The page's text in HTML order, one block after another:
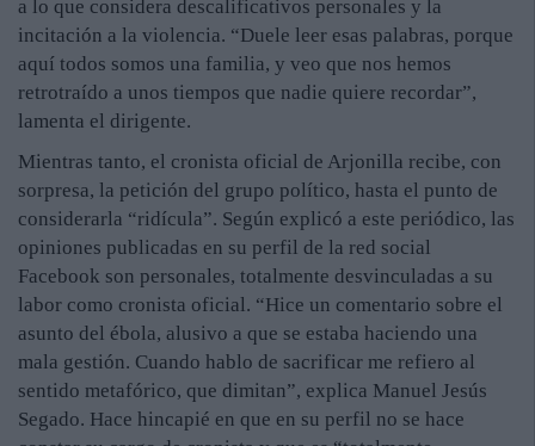
a lo que considera descalificativos personales y la
incitación a la violencia. “Duele leer esas palabras, porque
aquí todos somos una familia, y veo que nos hemos
retrotraído a unos tiempos que nadie quiere recordar”,
lamenta el dirigente.
Mientras tanto, el cronista oficial de Arjonilla recibe, con
sorpresa, la petición del grupo político, hasta el punto de
considerarla “ridícula”. Según explicó a este periódico, las
opiniones publicadas en su perfil de la red social
Facebook son personales, totalmente desvinculadas a su
labor como cronista oficial. “Hice un comentario sobre el
asunto del ébola, alusivo a que se estaba haciendo una
mala gestión. Cuando hablo de sacrificar me refiero al
sentido metafórico, que dimitan”, explica Manuel Jesús
Segado. Hace hincapié en que en su perfil no se hace